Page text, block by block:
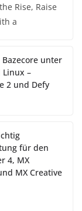
Rise, Raise
a
unter
Linux –
2 und Defy
für den
4, MX
MX Creative